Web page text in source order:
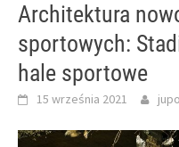
Architektura
sportowych:
hale sportowe
15 września 2021